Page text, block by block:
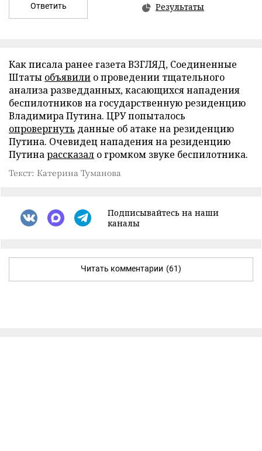
Ответить Результаты
Как писала ранее газета ВЗГЛЯД, Соединенные
Штаты объявили о проведении тщательного
анализа разведданных, касающихся нападения
беспилотников на государственную резиденцию
Владимира Путина. ЦРУ попыталось
опровергнуть данные об атаке на резиденцию
Путина. Очевидец нападения на резиденцию
Путинарассказал о громком звуке беспилотника.
Текст: Катерина Туманова
Подписывайтесь на наши
каналы
Читать комментарии (61)